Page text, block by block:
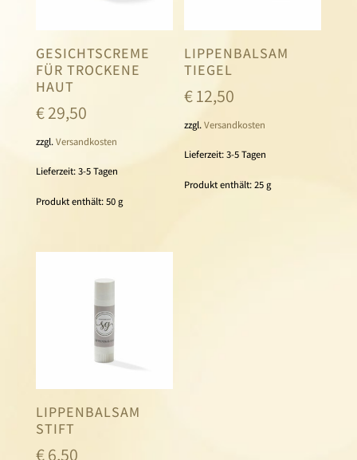
GESICHTSCREME
FÜR TROCKENE
HAUT
€29,50
zzgl.Versandkosten
Lieferzeit:3-5 Tagen
Produkt enthält: 50g
LIPPENBALSAM
TIEGEL
€12,50
zzgl.Versandkosten
Lieferzeit:3-5 Tagen
Produkt enthält: 25g
LIPPENBALSAM
STIFT
€6,50